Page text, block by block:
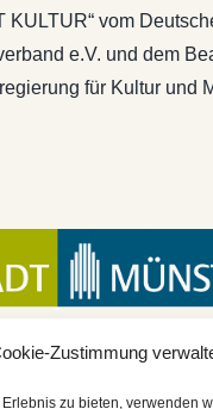
Zustimmung
zu bieten, verwenden
KULTUR“ vom
e.V. und dem
für Kultur und